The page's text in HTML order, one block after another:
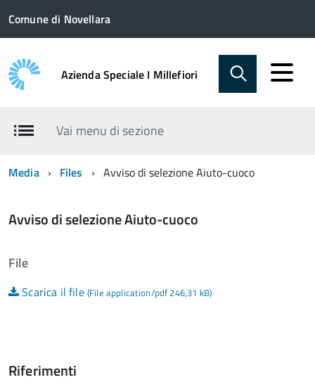
Comune di Novellara
Azienda Speciale I Millefiori
Vai menu di sezione
Media Files Avviso di selezione Aiuto-cuoco
Avviso di selezione Aiuto-cuoco
File
Scarica il file (File application/pdf 246,31 kB)
Riferimenti